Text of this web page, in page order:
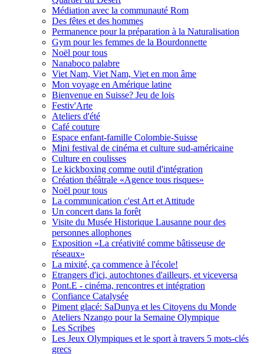
Médiation avec la communauté Rom
Des fêtes et des hommes
Permanence pour la préparation à la Naturalisation
Gym pour les femmes de la Bourdonnette
Noël pour tous
Nanaboco palabre
Viet Nam, Viet Nam, Viet en mon âme
Mon voyage en Amérique latine
Bienvenue en Suisse? Jeu de lois
Festiv'Arte
Ateliers d'été
Café couture
Espace enfant-famille Colombie-Suisse
Mini festival de cinéma et culture sud-américaine
Culture en coulisses
Le kickboxing comme outil d'intégration
Création théâtrale «Agence tous risques»
Noël pour tous
La communication c'est Art et Attitude
Un concert dans la forêt
Visite du Musée Historique Lausanne pour des
personnes allophones
Exposition «La créativité comme bâtisseuse de
réseaux»
La mixité, ça commence à l'école!
Etrangers d'ici, autochtones d'ailleurs, et viceversa
Pont.E - cinéma, rencontres et intégration
Confiance Catalysée
Piment glacé: SaDunya et les Citoyens du Monde
Ateliers Nzango pour la Semaine Olympique
Les Scribes
Les Jeux Olympiques et le sport à travers 5 mots-clés
grecs